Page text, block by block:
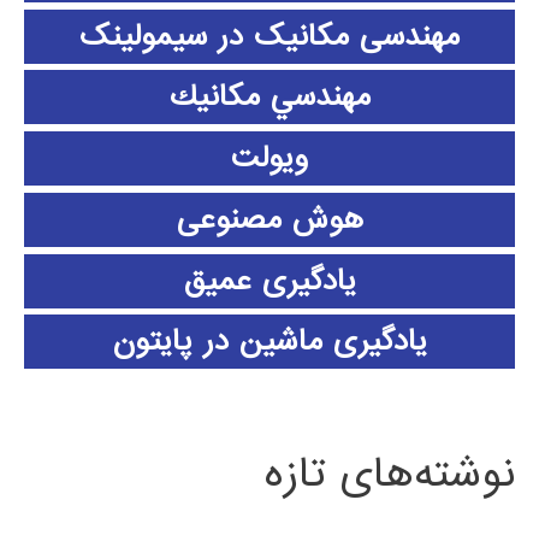
مهندسی مکانیک در سیمولینک
مهندسي مكانيك
ویولت
هوش مصنوعی
یادگیری عمیق
یادگیری ماشین در پایتون
نوشته‌های تازه